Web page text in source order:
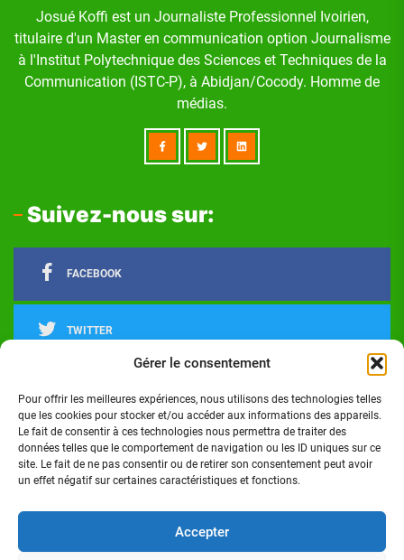
Gérer le consentement
Pour offrir les meilleures expériences, nous utilisons des technologies telles
que les cookies pour stocker et/ou accéder aux informations des appareils.
Le fait de consentir à ces technologies nous permettra de traiter des
données telles que le comportement de navigation ou les ID uniques sur ce
site. Le fait de ne pas consentir ou de retirer son consentement peut avoir
un effet négatif sur certaines caractéristiques et fonctions.
Accepter
Josué Koffi est un Journaliste Professionnel Ivoirien,
titulaire d'un Master en communication option Journalisme
à l'Institut Polytechnique des Sciences et Techniques de la
Communication (ISTC-P), à Abidjan/Cocody. Homme de
médias.
Suivez-nous sur:
FACEBOOK
TWITTER
INSTAGRAM
Actualités
Politique
Économie
CultureSociété
SportSantéCinéma
Éducation
Football
Technologie
DiversScience
Lifestyle
Opinions
Services